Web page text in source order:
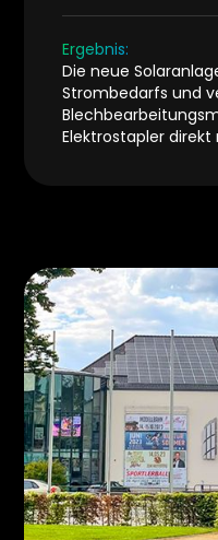
Ergebnis:
Die neue
Strombedarfs und
Elektrostapler